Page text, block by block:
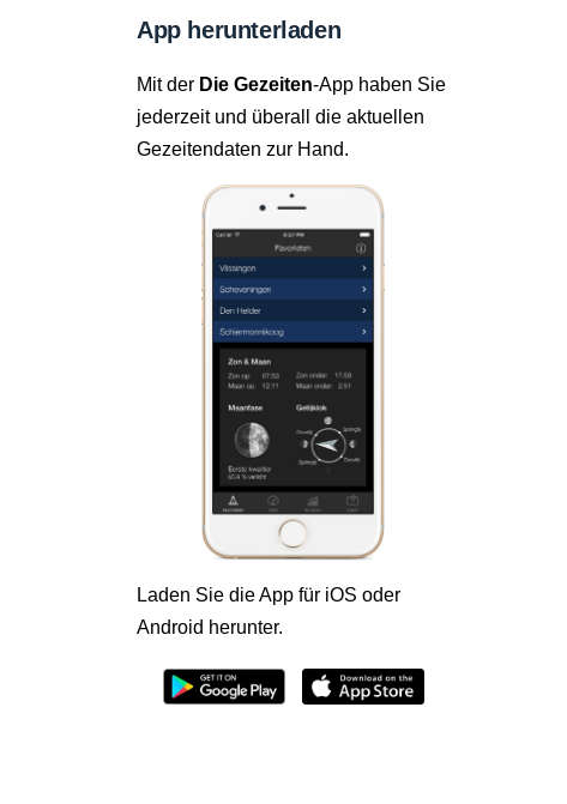
App herunterladen
Mit der Die Gezeiten-App haben Sie
jederzeit und überall die aktuellen
Gezeitendaten zur Hand.
Laden Sie die App für iOS oder
Android herunter.